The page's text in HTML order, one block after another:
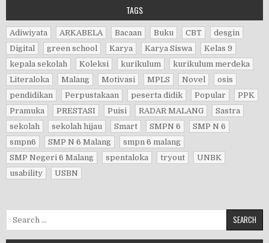
TAGS
Adiwiyata ARKABELA Bacaan Buku CBT
desgin
Digital
green school Karya Karya Siswa
Kelas 9
kepala sekolah
Koleksi kurikulum
kurikulum merdeka
Literaloka
Malang Motivasi MPLS Novel
osis
pendidikan
Perpustakaan peserta didik Popular
PPK
Pramuka
PRESTASI Puisi RADAR MALANG
Sastra
sekolah
sekolah hijau Smart SMPN 6
SMP N 6
smpn6
SMP N 6 Malang
smpn 6 malang
SMP Negeri 6 Malang
spentaloka tryout
UNBK
usability
USBN
Search for: